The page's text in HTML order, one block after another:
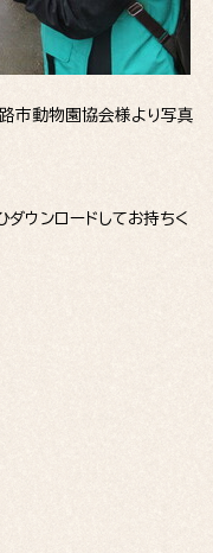
市動物園協会様より写真
ウンロードしてお持ちく